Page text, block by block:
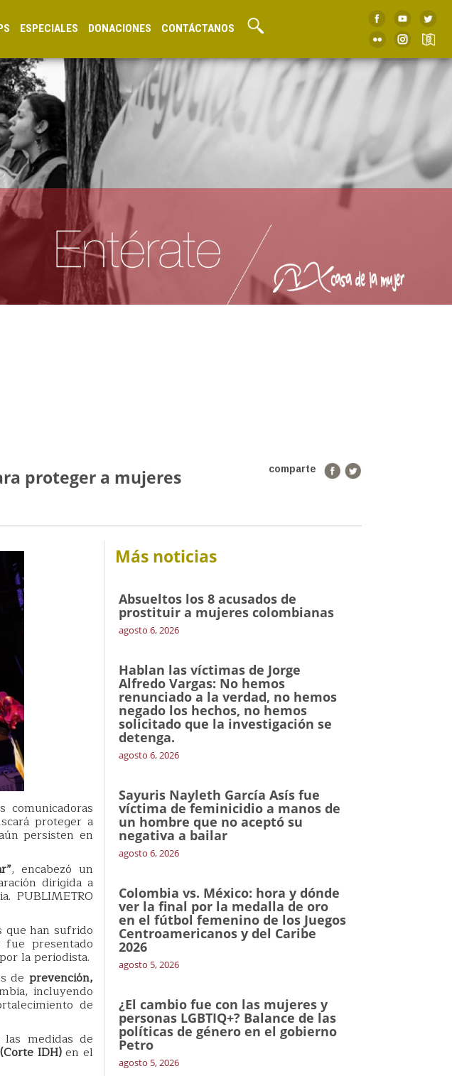
ESPECIALES DONACIONES CONTÁCTANOS
comparte
proteger a mujeres
proteger a
persisten en
, encabezó un
dirigida a
PUBLIMETRO
que han sufrido
presentado
la periodista.
de prevención,
incluyendo
de
medidas de
IDH)en el
Más noticias
Absueltos los 8 acusados de
prostituir a mujeres colombianas
agosto 6, 2026
Hablan las víctimas de Jorge
Alfredo Vargas: No hemos
renunciado a la verdad, no hemos
negado los hechos, no hemos
solicitado que la investigación se
detenga.
agosto 6, 2026
Sayuris Nayleth García Asís fue
víctima de feminicidio a manos de
un hombre que no aceptó su
negativa a bailar
agosto 6, 2026
Colombia vs. México: hora y dónde
ver la final por la medalla de oro
en el fútbol femenino de los Juegos
Centroamericanos y del Caribe
2026
agosto 5, 2026
¿El cambio fue con las mujeres y
personas LGBTIQ+? Balance de las
políticas de género en el gobierno
Petro
agosto 5, 2026